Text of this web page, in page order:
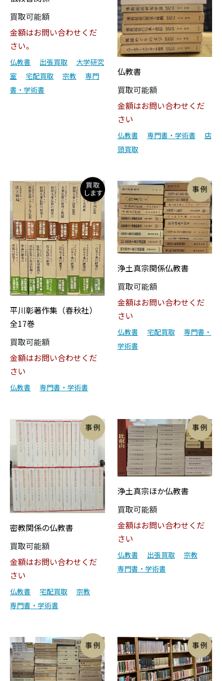
買取可能額
金額はお問い合わせくだ
さい。
仏教書 出張買取
大学研究
室
宅配買取 宗教
専門
書・学術書
仏教書
買取可能額
金額はお問い合わせくだ
さい
仏教書 専門書・学術書
店
頭買取
平川彰著作集（春秋社）
全17巻
買取可能額
金額はお問い合わせくだ
さい
仏教書 専門書・学術書
浄土真宗関係仏教書
買取可能額
金額はお問い合わせくだ
さい
仏教書 宅配買取
専門書・
学術書
密教関係の仏教書
買取可能額
金額はお問い合わせくだ
さい
仏教書 宅配買取
宗教
専門書・学術書
浄土真宗ほか仏教書
買取可能額
金額はお問い合わせくだ
さい
仏教書 出張買取
宗教
専門書・学術書